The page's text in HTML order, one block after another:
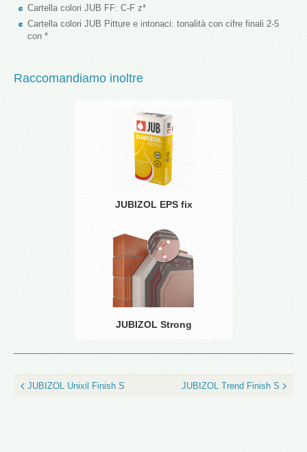
Cartella colori JUB FF: C-F z*
Cartella colori JUB Pitture e intonaci: tonalità con cifre finali 2-5
con *
Raccomandiamo inoltre
JUBIZOL EPS fix
JUBIZOL Strong
JUBIZOL Unixil Finish S JUBIZOL Trend Finish S